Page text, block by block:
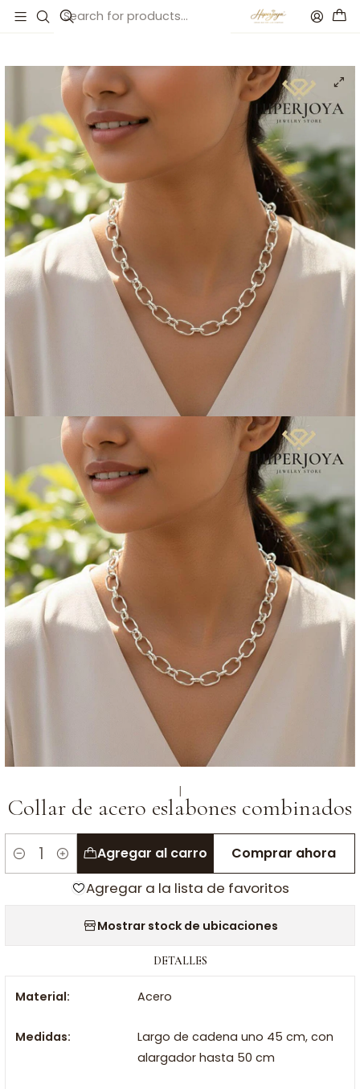
Inicio Catálogo Collar de acero eslabones combinados
|
Collar de acero eslabones combinados
Cantidad
Agregar al carro Comprar ahora
Agregar a la lista de favoritos
Mostrar stock de ubicaciones
DETALLES
Material: Acero
Medidas:
Largo de cadena uno 45 cm, con
alargador hasta 50 cm